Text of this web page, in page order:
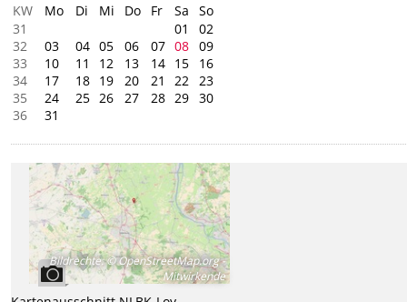
KW
Mo Di Mi Do Fr Sa
So
31
01
02
32
03 04 05 06 07 08
09
33
10 11 12 13 14 15
16
34
17 18 19 20 21 22
23
35
24 25 26 27 28 29
30
36
31
Bildrechte:© OpenStreetMap.org -
Mitwirkende